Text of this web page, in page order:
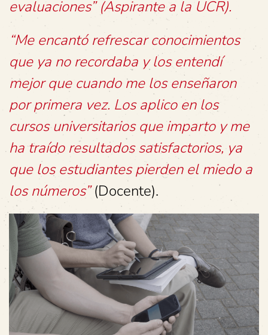
evaluaciones” (Aspirante a la UCR).
“Me encantó refrescar conocimientos
que ya no recordaba y los entendí
mejor que cuando me los enseñaron
por primera vez. Los aplico en los
cursos universitarios que imparto y me
ha traído resultados satisfactorios, ya
que los estudiantes pierden el miedo a
los números”(Docente).